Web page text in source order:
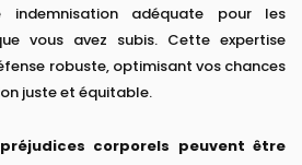
adéquate pour les
vous avez subis. Cette expertise
robuste, optimisant vos chances
juste et équitable.
corporels peuvent être